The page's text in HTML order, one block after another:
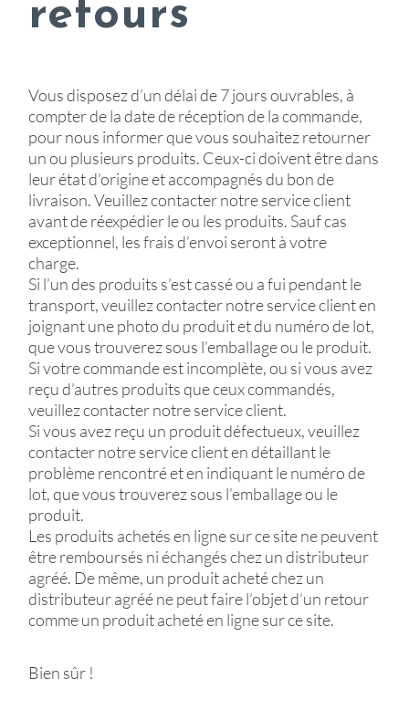
retours
Vous disposez d’un délai de 7 jours ouvrables, à
compter de la date de réception de la commande,
pour nous informer que vous souhaitez retourner
un ou plusieurs produits. Ceux-ci doivent être dans
leur état d’origine et accompagnés du bon de
livraison. Veuillez contacter notre service client
avant de réexpédier le ou les produits. Sauf cas
exceptionnel, les frais d’envoi seront à votre
charge.
Si l’un des produits s’est cassé ou a fui pendant le
transport, veuillez contacter notre service client en
joignant une photo du produit et du numéro de lot,
que vous trouverez sous l’emballage ou le produit.
Si votre commande est incomplète, ou si vous avez
reçu d’autres produits que ceux commandés,
veuillez contacter notre service client.
Si vous avez reçu un produit défectueux, veuillez
contacter notre service client en détaillant le
problème rencontré et en indiquant le numéro de
lot, que vous trouverez sous l’emballage ou le
produit.
Les produits achetés en ligne sur ce site ne peuvent
être remboursés ni échangés chez un distributeur
agréé. De même, un produit acheté chez un
distributeur agréé ne peut faire l’objet d’un retour
comme un produit acheté en ligne sur ce site.
Bien sûr !